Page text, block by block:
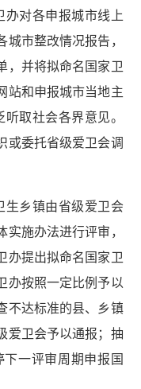
对各申报城市线上
市整改情况报告，
，并将拟命名国家卫
站和申报城市当地主
取社会各界意见。
或委托省级爱卫会调
乡镇由省级爱卫会
施办法进行评审，
办提出拟命名国家卫
办按照一定比例予以
不达标准的县、乡镇
爱卫会予以通报；抽
一评审周期申报国